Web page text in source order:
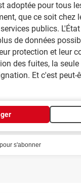
adoptée pour tous
que ce soit chez
publics.
de données
protection et leur
des fuites, la
Et c'est peut-